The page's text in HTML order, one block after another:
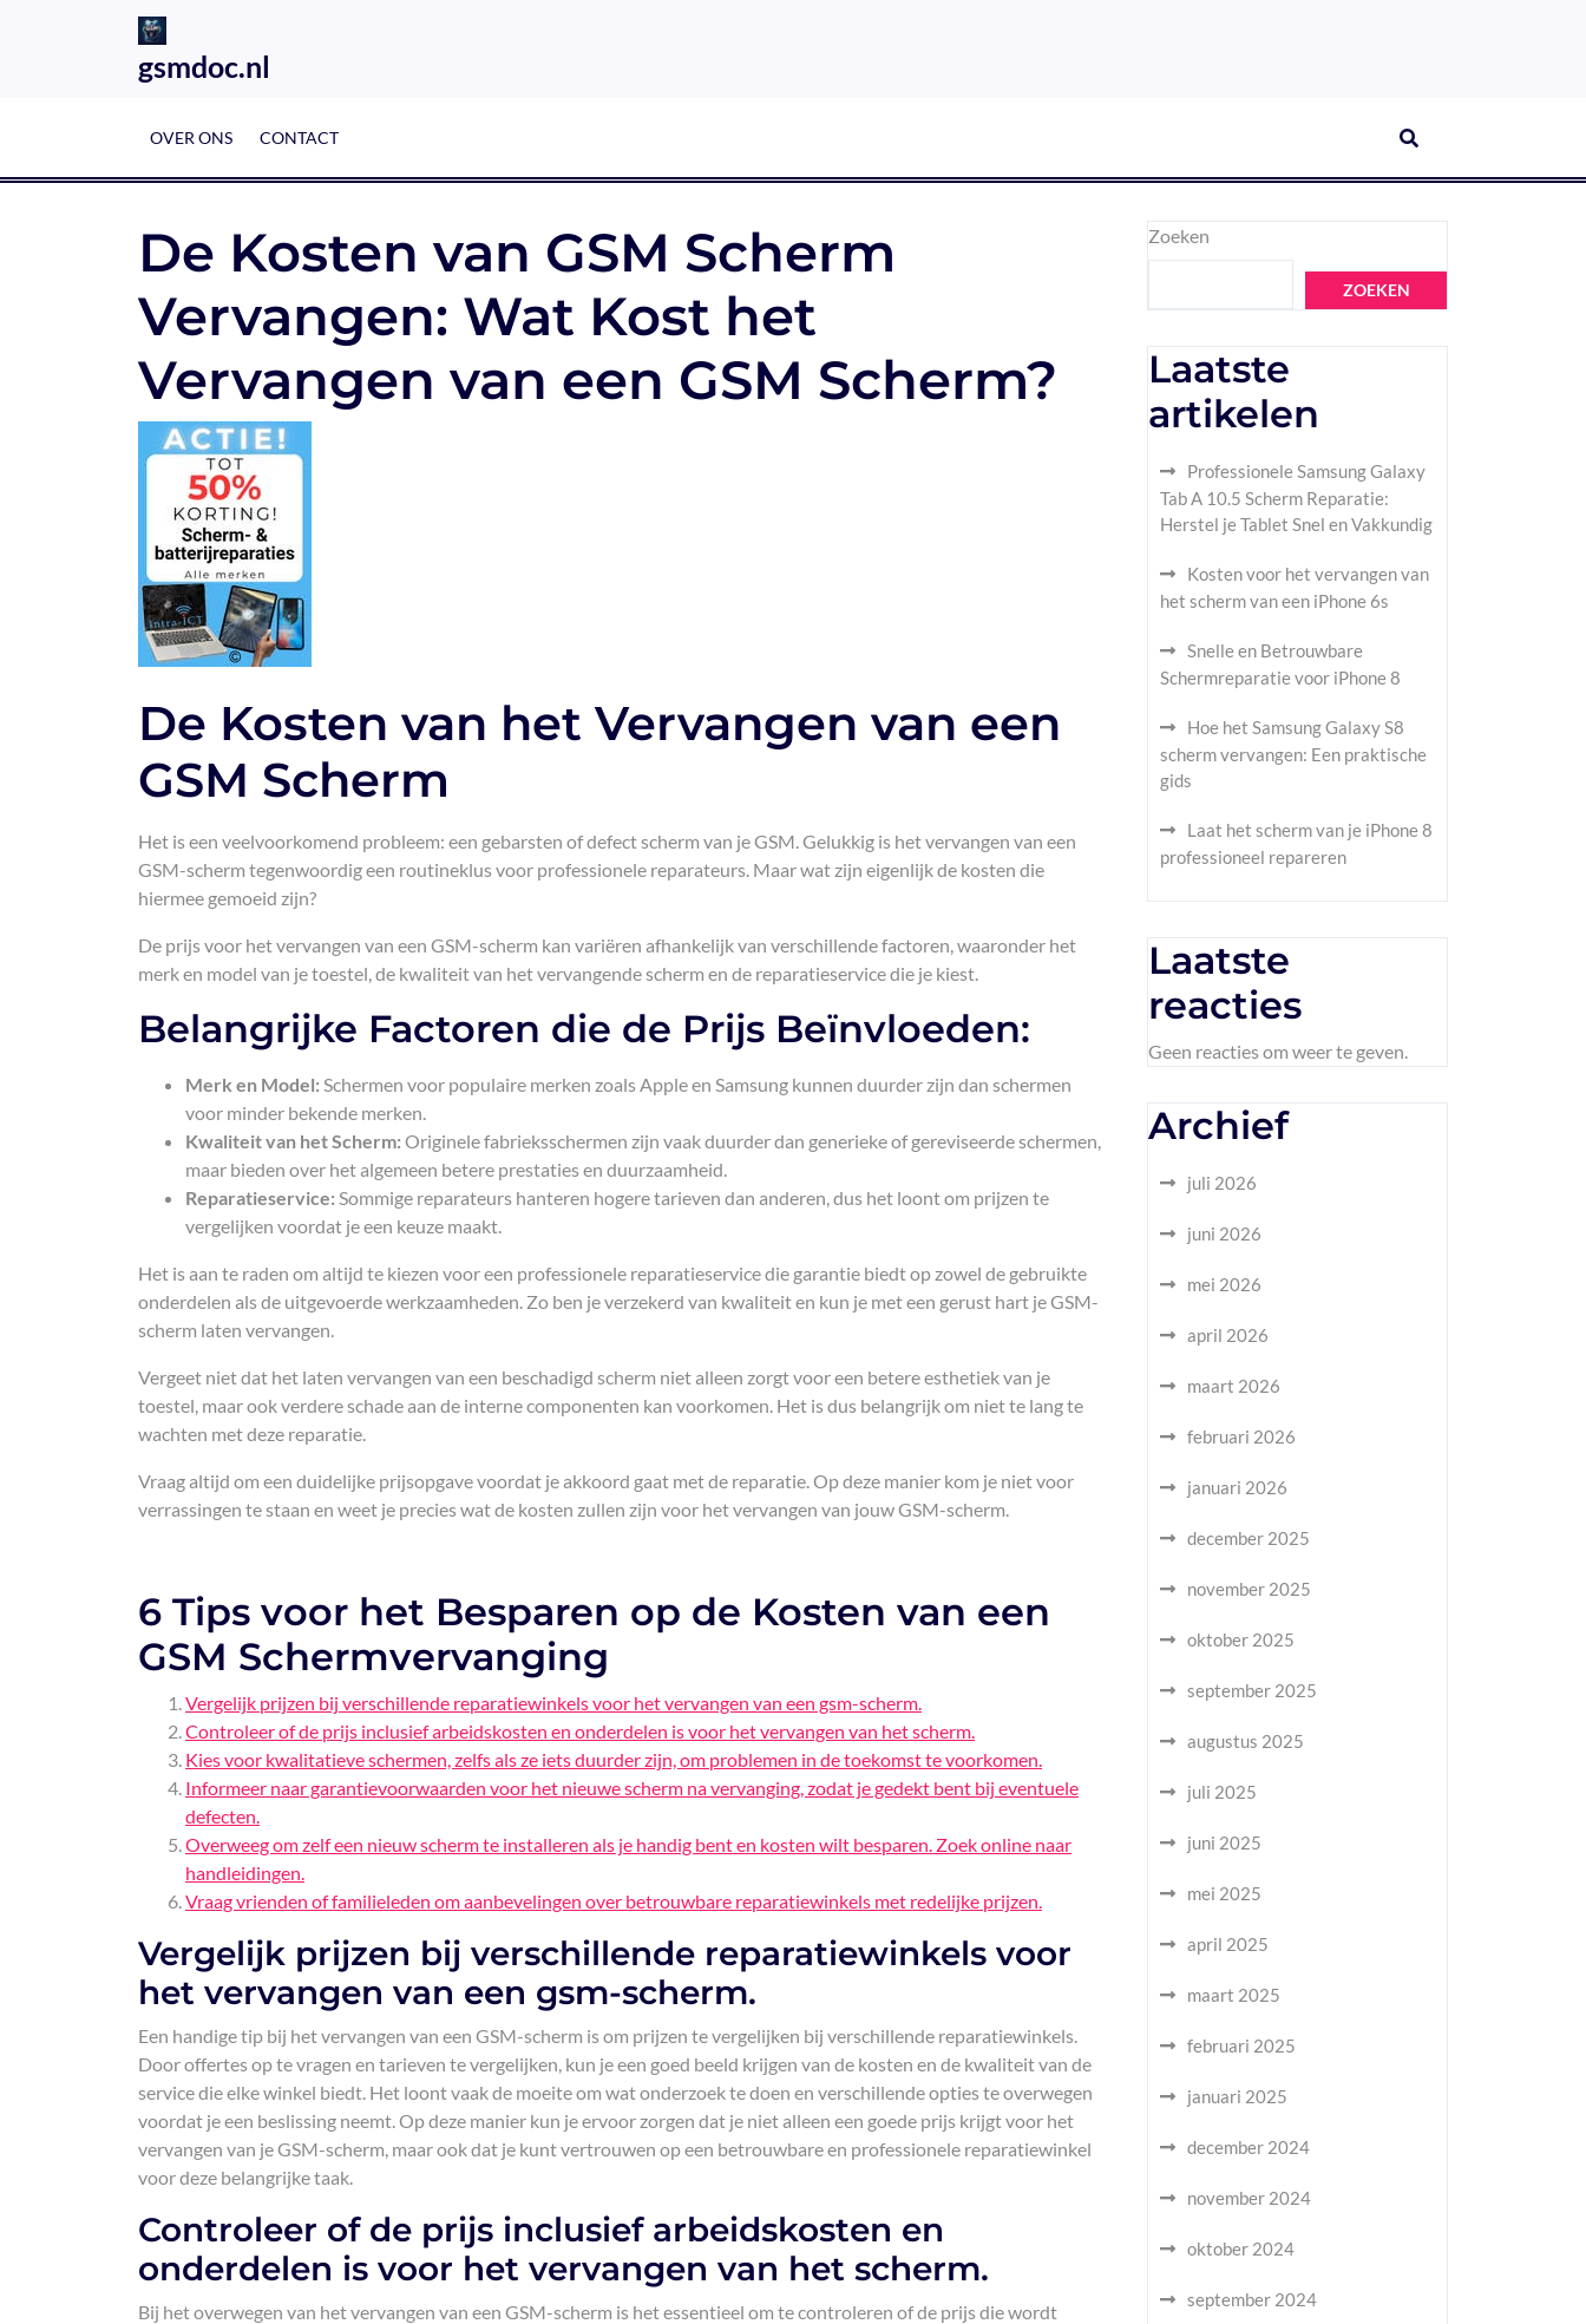
gsmdoc.nl
OVER ONS CONTACT
De Kosten van GSM Scherm
Vervangen: Wat Kost het
Vervangen van een GSM Scherm?
De Kosten van het Vervangen van een
GSM Scherm
Het is een veelvoorkomend probleem: een gebarsten of defect scherm van je GSM. Gelukkig is het vervangen van een
GSM-scherm tegenwoordig een routineklus voor professionele reparateurs. Maar wat zijn eigenlijk de kosten die
hiermee gemoeid zijn?
De prijs voor het vervangen van een GSM-scherm kan variëren afhankelijk van verschillende factoren, waaronder het
merk en model van je toestel, de kwaliteit van het vervangende scherm en de reparatieservice die je kiest.
Belangrijke Factoren die de Prijs Beïnvloeden:
Merk en Model: Schermen voor populaire merken zoals Apple en Samsung kunnen duurder zijn dan schermen
voor minder bekende merken.
Kwaliteit van het Scherm: Originele fabrieksschermen zijn vaak duurder dan generieke of gereviseerde schermen,
maar bieden over het algemeen betere prestaties en duurzaamheid.
Reparatieservice: Sommige reparateurs hanteren hogere tarieven dan anderen, dus het loont om prijzen te
vergelijken voordat je een keuze maakt.
Het is aan te raden om altijd te kiezen voor een professionele reparatieservice die garantie biedt op zowel de gebruikte
onderdelen als de uitgevoerde werkzaamheden. Zo ben je verzekerd van kwaliteit en kun je met een gerust hart je GSM-
scherm laten vervangen.
Vergeet niet dat het laten vervangen van een beschadigd scherm niet alleen zorgt voor een betere esthetiek van je
toestel, maar ook verdere schade aan de interne componenten kan voorkomen. Het is dus belangrijk om niet te lang te
wachten met deze reparatie.
Vraag altijd om een duidelijke prijsopgave voordat je akkoord gaat met de reparatie. Op deze manier kom je niet voor
verrassingen te staan en weet je precies wat de kosten zullen zijn voor het vervangen van jouw GSM-scherm.
6 Tips voor het Besparen op de Kosten van een
GSM Schermvervanging
Vergelijk prijzen bij verschillende reparatiewinkels voor het vervangen van een gsm-scherm.
Controleer of de prijs inclusief arbeidskosten en onderdelen is voor het vervangen van het scherm.
Kies voor kwalitatieve schermen, zelfs als ze iets duurder zijn, om problemen in de toekomst te voorkomen.
Informeer naar garantievoorwaarden voor het nieuwe scherm na vervanging, zodat je gedekt bent bij eventuele
defecten.
Overweeg om zelf een nieuw scherm te installeren als je handig bent en kosten wilt besparen. Zoek online naar
handleidingen.
Vraag vrienden of familieleden om aanbevelingen over betrouwbare reparatiewinkels met redelijke prijzen.
Vergelijk prijzen bij verschillende reparatiewinkels voor
het vervangen van een gsm-scherm.
Een handige tip bij het vervangen van een GSM-scherm is om prijzen te vergelijken bij verschillende reparatiewinkels.
Door offertes op te vragen en tarieven te vergelijken, kun je een goed beeld krijgen van de kosten en de kwaliteit van de
service die elke winkel biedt. Het loont vaak de moeite om wat onderzoek te doen en verschillende opties te overwegen
voordat je een beslissing neemt. Op deze manier kun je ervoor zorgen dat je niet alleen een goede prijs krijgt voor het
vervangen van je GSM-scherm, maar ook dat je kunt vertrouwen op een betrouwbare en professionele reparatiewinkel
voor deze belangrijke taak.
Controleer of de prijs inclusief arbeidskosten en
onderdelen is voor het vervangen van het scherm.
Bij het overwegen van het vervangen van een GSM-scherm is het essentieel om te controleren of de prijs die wordt
Zoeken
ZOEKEN
Laatste
artikelen
Professionele Samsung Galaxy
Tab A 10.5 Scherm Reparatie:
Herstel je Tablet Snel en Vakkundig
Kosten voor het vervangen van
het scherm van een iPhone 6s
Snelle en Betrouwbare
Schermreparatie voor iPhone 8
Hoe het Samsung Galaxy S8
scherm vervangen: Een praktische
gids
Laat het scherm van je iPhone 8
professioneel repareren
Laatste
reacties
Geen reacties om weer te geven.
Archief
juli 2026
juni 2026
mei 2026
april 2026
maart 2026
februari 2026
januari 2026
december 2025
november 2025
oktober 2025
september 2025
augustus 2025
juli 2025
juni 2025
mei 2025
april 2025
maart 2025
februari 2025
januari 2025
december 2024
november 2024
oktober 2024
september 2024